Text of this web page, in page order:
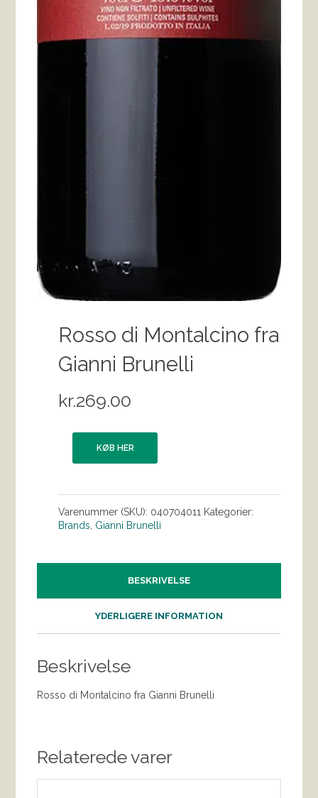
Rosso di Montalcino fra
Gianni Brunelli
kr.269.00
KØB HER
Varenummer (SKU): 040704011 Kategorier:
Brands, Gianni Brunelli
BESKRIVELSE
YDERLIGERE INFORMATION
Beskrivelse
Rosso di Montalcino fra Gianni Brunelli
Relaterede varer